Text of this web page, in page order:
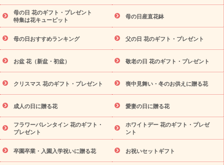
念日
結婚祝い 出産祝い 退院祝い・快気祝い
寿祝い
プチギフト ペットのお祝いフラワー
供え・お悔やみ商品一覧
お供え・お悔やみの花
四十九日法要以
降に贈る花
通夜・葬儀に贈る花
お供え お花とセットギフト
お供え プリザーブドフラワー
ペットのお供えフラワー
お盆（新
盆・初盆）
その他 お祝い返し お見舞い
お取り寄せギフト
ビジネス用
ご自宅用 観葉植物 ミディ胡蝶蘭
プリザーブ
ドフラワー
スタイルから探す アレンジメント 花束
スタ
ンド花
お祝い お供え・お悔やみ 胡蝶蘭 胡蝶蘭・花鉢
ディ胡蝶蘭・お祝い
ミディ胡蝶蘭・お供え
世界初の青色胡蝶蘭
観葉植物
観葉植物 産直多肉植物
プリザーブドフラワー
お祝い
お供え・お悔やみ 花とセットギフト
セミオーダー
プチギフト（hanamore -ハナモア-）
花とみどりのeギフト
花キューピットのeGfit
カラー ピンク
イエローオレンジ
母の日 花のギフト・プレゼント
特集は花キューピット
母の日産直花鉢
母の日おすすめランキング 父の日 花のギフト・プレゼント
お盆 花（新盆・初盆） 敬老の日 花のギフト・プレゼント
クリスマス 花のギフト・プレゼント 喪中見舞い・冬のお供えに贈る花
成人の日に贈る花 愛妻の日に贈る花
フラワーバレンタイン 花のギフト・
プレゼント
ホワイトデー 花のギフト・プレゼ
ント
卒園卒業・入園入学祝いに贈る花 お祝いセットギフト